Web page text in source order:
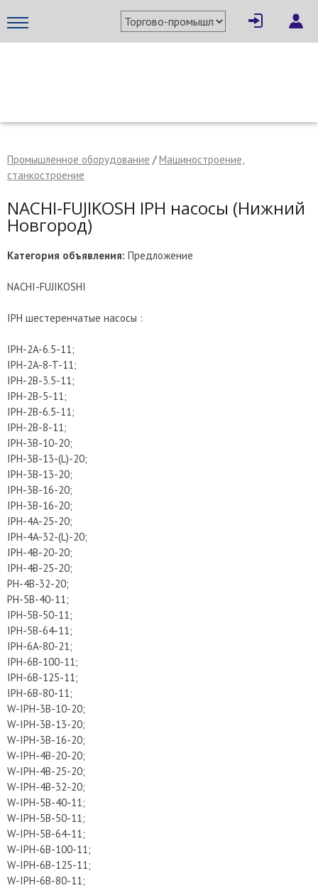
Промышленное оборудование /Машиностроение,
станкостроение
NACHI-FUJIKOSH IPH насосы (Нижний
Новгород)
Категория объявления: Предложение
NACHI-FUJIKOSHI
IPH шестеренчатые насосы :
IPH-2A-6.5-11;
IPH-2A-8-T-11;
IPH-2B-3.5-11;
IPH-2B-5-11;
IPH-2B-6.5-11;
IPH-2B-8-11;
IPH-3B-10-20;
IPH-3B-13-(L)-20;
IPH-3B-13-20;
IPH-3B-16-20;
IPH-3B-16-20;
IPH-4A-25-20;
IPH-4A-32-(L)-20;
IPH-4B-20-20;
IPH-4B-25-20;
PH-4B-32-20;
PH-5B-40-11;
IPH-5B-50-11;
IPH-5B-64-11;
IPH-6A-80-21;
IPH-6B-100-11;
IPH-6B-125-11;
IPH-6B-80-11;
W-IPH-3B-10-20;
W-IPH-3B-13-20;
W-IPH-3B-16-20;
W-IPH-4B-20-20;
W-IPH-4B-25-20;
W-IPH-4B-32-20;
W-IPH-5B-40-11;
W-IPH-5B-50-11;
W-IPH-5B-64-11;
W-IPH-6B-100-11;
W-IPH-6B-125-11;
W-IPH-6B-80-11;
× Написать поставщику
Отмена